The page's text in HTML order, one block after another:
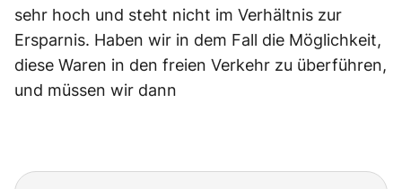
sehr hoch und steht nicht im Verhältnis zur
Ersparnis. Haben wir in dem Fall die Möglichkeit,
diese Waren in den freien Verkehr zu überführen,
und müssen wir dann